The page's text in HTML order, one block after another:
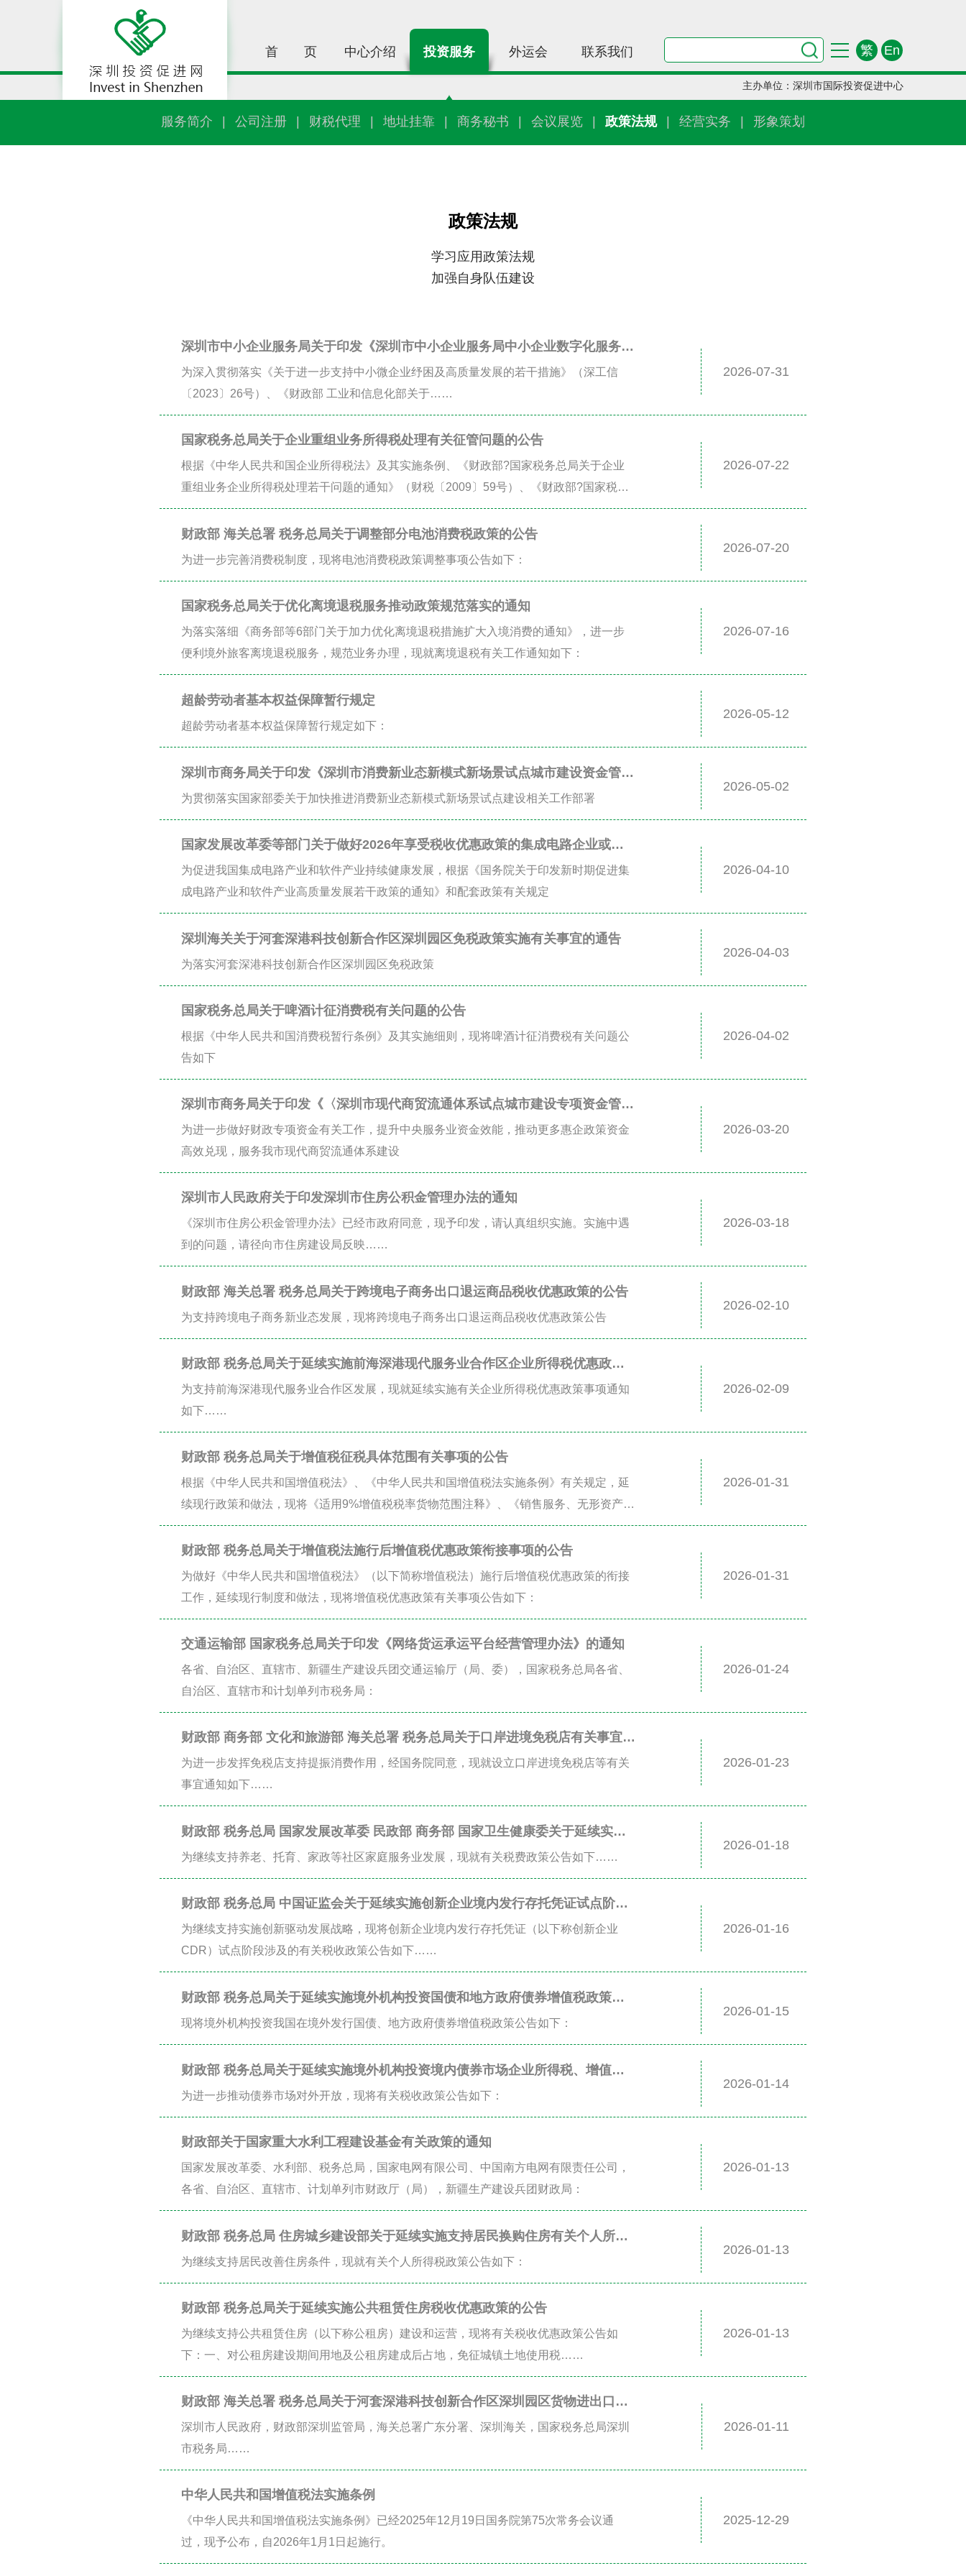
繁 En
首 页 中心介绍 投资服务 外运会 联系我们
主办单位：深圳市国际投资促进中心
服务简介 公司注册 财税代理 地址挂靠 商务秘书 会议展览 政策法规 经营实务 形象策划
政策法规
学习应用政策法规
加强自身队伍建设
深圳市中小企业服务局关于印发《深圳市中小企业服务局中小企业数字化服务商
扶持计划操作规程》的通知
为深入贯彻落实《关于进一步支持中小微企业纾困及高质量发展的若干措施》（深工信
〔2023〕26号）、《财政部 工业和信息化部关于……
2026-07-31
国家税务总局关于企业重组业务所得税处理有关征管问题的公告
根据《中华人民共和国企业所得税法》及其实施条例、《财政部?国家税务总局关于企业
重组业务企业所得税处理若干问题的通知》（财税〔2009〕59号）、《财政部?国家税务
总局关于促进企业重组有关企业所得税处理问题的通知》（财税〔2014〕109号）等文件
规定，现对企业重组业务所得税处理有关征管问题公告如下：
2026-07-22
财政部 海关总署 税务总局关于调整部分电池消费税政策的公告
为进一步完善消费税制度，现将电池消费税政策调整事项公告如下：
2026-07-20
国家税务总局关于优化离境退税服务推动政策规范落实的通知
为落实落细《商务部等6部门关于加力优化离境退税措施扩大入境消费的通知》，进一步
便利境外旅客离境退税服务，规范业务办理，现就离境退税有关工作通知如下：
2026-07-16
超龄劳动者基本权益保障暂行规定
超龄劳动者基本权益保障暂行规定如下：
2026-05-12
深圳市商务局关于印发《深圳市消费新业态新模式新场景试点城市建设资金管理
办法》的通知政策咨询
为贯彻落实国家部委关于加快推进消费新业态新模式新场景试点建设相关工作部署
2026-05-02
国家发展改革委等部门关于做好2026年享受税收优惠政策的集成电路企业或项
目、软件企业清单制定工作的通知
为促进我国集成电路产业和软件产业持续健康发展，根据《国务院关于印发新时期促进集
成电路产业和软件产业高质量发展若干政策的通知》和配套政策有关规定
2026-04-10
深圳海关关于河套深港科技创新合作区深圳园区免税政策实施有关事宜的通告
为落实河套深港科技创新合作区深圳园区免税政策
2026-04-03
国家税务总局关于啤酒计征消费税有关问题的公告
根据《中华人民共和国消费税暂行条例》及其实施细则，现将啤酒计征消费税有关问题公
告如下
2026-04-02
深圳市商务局关于印发《〈深圳市现代商贸流通体系试点城市建设专项资金管理
办法〉部分条款（修订）》的通知政策咨询
为进一步做好财政专项资金有关工作，提升中央服务业资金效能，推动更多惠企政策资金
高效兑现，服务我市现代商贸流通体系建设
2026-03-20
深圳市人民政府关于印发深圳市住房公积金管理办法的通知
《深圳市住房公积金管理办法》已经市政府同意，现予印发，请认真组织实施。实施中遇
到的问题，请径向市住房建设局反映……
2026-03-18
财政部 海关总署 税务总局关于跨境电子商务出口退运商品税收优惠政策的公告
为支持跨境电子商务新业态发展，现将跨境电子商务出口退运商品税收优惠政策公告
2026-02-10
财政部 税务总局关于延续实施前海深港现代服务业合作区企业所得税优惠政策
的通知
为支持前海深港现代服务业合作区发展，现就延续实施有关企业所得税优惠政策事项通知
如下……
2026-02-09
财政部 税务总局关于增值税征税具体范围有关事项的公告
根据《中华人民共和国增值税法》、《中华人民共和国增值税法实施条例》有关规定，延
续现行政策和做法，现将《适用9%增值税税率货物范围注释》、《销售服务、无形资产、
不动产注释》予以公布。
2026-01-31
财政部 税务总局关于增值税法施行后增值税优惠政策衔接事项的公告
为做好《中华人民共和国增值税法》（以下简称增值税法）施行后增值税优惠政策的衔接
工作，延续现行制度和做法，现将增值税优惠政策有关事项公告如下：
2026-01-31
交通运输部 国家税务总局关于印发《网络货运承运平台经营管理办法》的通知
各省、自治区、直辖市、新疆生产建设兵团交通运输厅（局、委），国家税务总局各省、
自治区、直辖市和计划单列市税务局：
2026-01-24
财政部 商务部 文化和旅游部 海关总署 税务总局关于口岸进境免税店有关事宜的
通知
为进一步发挥免税店支持提振消费作用，经国务院同意，现就设立口岸进境免税店等有关
事宜通知如下……
2026-01-23
财政部 税务总局 国家发展改革委 民政部 商务部 国家卫生健康委关于延续实施
养老、托育、家政等社区家庭服务业税费优惠政策的公告
为继续支持养老、托育、家政等社区家庭服务业发展，现就有关税费政策公告如下……
2026-01-18
财政部 税务总局 中国证监会关于延续实施创新企业境内发行存托凭证试点阶段
有关税收政策的公告
为继续支持实施创新驱动发展战略，现将创新企业境内发行存托凭证（以下称创新企业
CDR）试点阶段涉及的有关税收政策公告如下……
2026-01-16
财政部 税务总局关于延续实施境外机构投资国债和地方政府债券增值税政策的
公告
现将境外机构投资我国在境外发行国债、地方政府债券增值税政策公告如下：
2026-01-15
财政部 税务总局关于延续实施境外机构投资境内债券市场企业所得税、增值税
政策的公告
为进一步推动债券市场对外开放，现将有关税收政策公告如下：
2026-01-14
财政部关于国家重大水利工程建设基金有关政策的通知
国家发展改革委、水利部、税务总局，国家电网有限公司、中国南方电网有限责任公司，
各省、自治区、直辖市、计划单列市财政厅（局），新疆生产建设兵团财政局：
2026-01-13
财政部 税务总局 住房城乡建设部关于延续实施支持居民换购住房有关个人所得
税政策的公告
为继续支持居民改善住房条件，现就有关个人所得税政策公告如下：
2026-01-13
财政部 税务总局关于延续实施公共租赁住房税收优惠政策的公告
为继续支持公共租赁住房（以下称公租房）建设和运营，现将有关税收优惠政策公告如
下：一、对公租房建设期间用地及公租房建成后占地，免征城镇土地使用税……
2026-01-13
财政部 海关总署 税务总局关于河套深港科技创新合作区深圳园区货物进出口有
关税收政策的通知
深圳市人民政府，财政部深圳监管局，海关总署广东分署、深圳海关，国家税务总局深圳
市税务局……
2026-01-11
中华人民共和国增值税法实施条例
《中华人民共和国增值税法实施条例》已经2025年12月19日国务院第75次常务会议通
过，现予公布，自2026年1月1日起施行。
2025-12-29